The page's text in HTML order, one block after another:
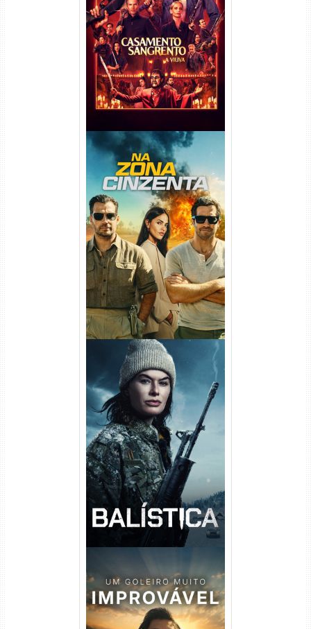
Casamento Sangrento: A
Viúva Torrent (2026) WEB-DL
720p/1080p/4K Dual Áudio
Na Zona Cinzenta Torrent
(2026) WEB-DL 1080p/4K
Dual Áudio
Balística Torrent (2025) WEB-
DL 1080p Dual Áudio